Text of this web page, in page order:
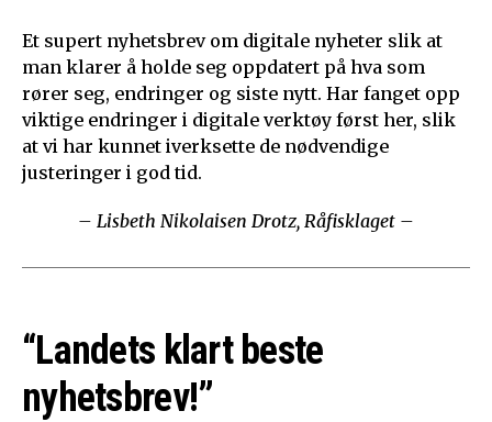
Et supert nyhetsbrev om digitale nyheter slik at
man klarer å holde seg oppdatert på hva som
rører seg, endringer og siste nytt. Har fanget opp
viktige endringer i digitale verktøy først her, slik
at vi har kunnet iverksette de nødvendige
justeringer i god tid.
– Lisbeth Nikolaisen Drotz, Råfisklaget –
“Landets klart beste
nyhetsbrev!”